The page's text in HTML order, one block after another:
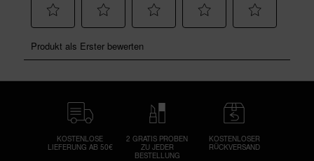
KOSTENLOSE
LIEFERUNG AB 50€
2 GRATIS PROBEN
ZU JEDER
BESTELLUNG
KOSTENLOSER
RÜCKVERSAND